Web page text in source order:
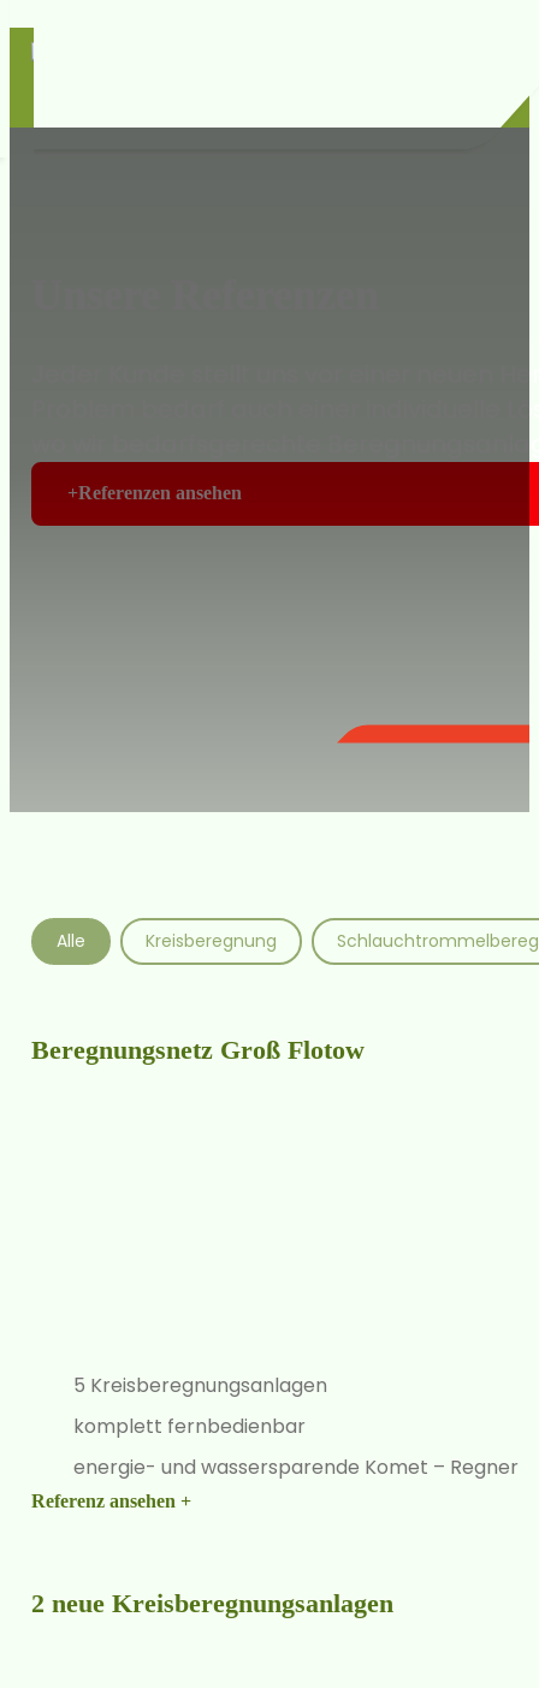
Referenzen ansehen
Referenzen Filter
Alle Kreisberegnung
Beregnungsnetz Groß Flotow
5 Kreisberegnungsanlagen
komplett fernbedienbar
energie- und wassersparende Komet – Regner
Referenz ansehen +
2 neue Kreisberegnungsanlagen